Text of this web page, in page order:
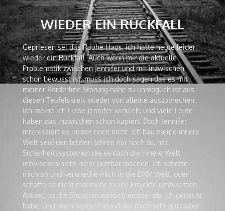
WIEDER EIN RÜCKFALL
Gepriesen sei das Rauhe Haus, ich hatte heute leider
wieder ein Rückfall. Auch wenn mir die aktuelle
Problematik zwischen Jennifer und mir inzwischen
schon bewusst ist, muss ich doch sagen das es mit
meiner Borderline Störung nahe zu unmöglich ist aus
diesen Teufelskreis wieder von alleine auszubrechen.
Ich meine ich Liebe Jennifer wirklich, und viele Leute
haben das inzwischen schon kapiert. Doch Jennifer
interessiert es immer noch nicht. Ich bau meine innere
Welt seid den letzten Jahren nur noch zu, mit
Sicherheitssystemen die einfach die innere Welt
inzwischen nicht mehr nutzbar machen. Ich schotte
mich ab und verkrieche mich in die DXM Welt, oder
schaffe es nicht mal mehr meine Projekte umzusetzen.
Aktuell ist die Situation wirklich ernster als ich gedacht
habe. Und mein bester Freund der mich sehr gut dabei